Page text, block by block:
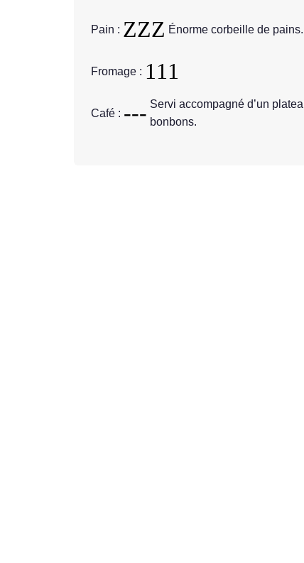
Pain : Énorme corbeille de pains.
Fromage :
Café :
Servi accompagné d’un
bonbons.